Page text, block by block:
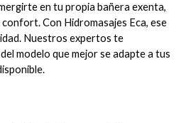
en tu propia bañera exenta,
Con Hidromasajes Eca, ese
Nuestros expertos te
modelo que mejor se adapte a tus